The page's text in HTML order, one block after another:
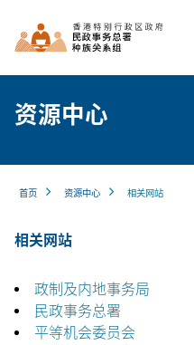
资源中心
首页 资源中心 相关网站
相关网站
政制及内地事务局
民政事务总署
平等机会委员会